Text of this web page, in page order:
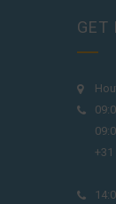
GET
+31